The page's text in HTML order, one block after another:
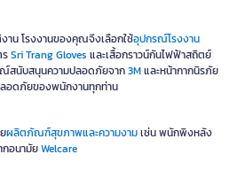
าน โรงงานของคุณจึงเลือกใช้อุปกรณ์โรงงาน
Sri Trang Gloves และเสื้อกราวน์กันไฟฟ้าสถิตย์
สนับสนุนความปลอดภัยจาก3Mและหน้ากากนิรภัย
ลอดภัยของพนักงานทุกท่าน
ผลิตภัณฑ์สุขภาพและความงามเช่น พนักพิงหลัง
กอนามัยWelcare